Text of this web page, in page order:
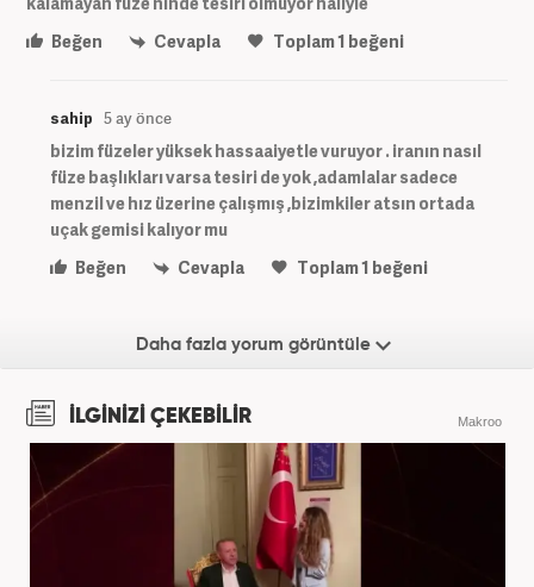
Beğen
Cevapla Toplam1 beğeni
sahip 5 ay önce
bizim füzeler yüksek hassaaiyetle vuruyor . iranın nasıl
füze başlıkları varsa tesiri de yok ,adamlalar sadece
menzil ve hız üzerine çalışmış ,bizimkiler atsın ortada
uçak gemisi kalıyor mu
Beğen
Cevapla Toplam1 beğeni
Daha fazla yorum görüntüle
İLGİNİZİ ÇEKEBİLİR Makroo